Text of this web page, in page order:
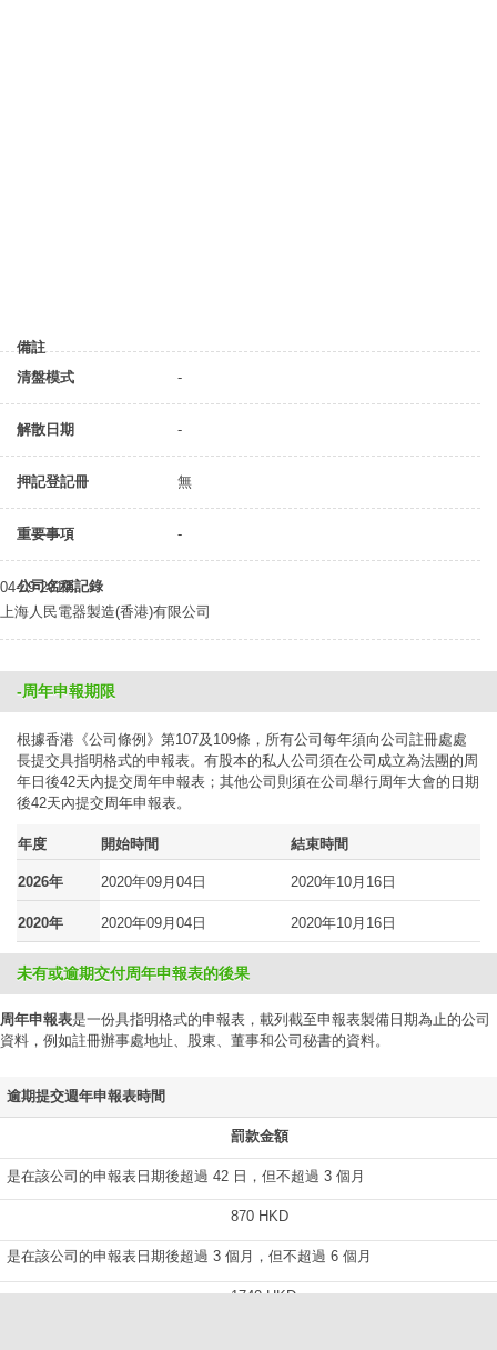
備註
清盤模式
-
解散日期 -
押記登記冊 無
重要事項 -
公司名稱記錄
04-09-2019
上海人民電器製造(香港)有限公司
-周年申報期限
根據香港《公司條例》第107及109條，所有公司每年須向公司註冊處處
長提交具指明格式的申報表。有股本的私人公司須在公司成立為法團的周
年日後42天內提交周年申報表；其他公司則須在公司舉行周年大會的日期
後42天內提交周年申報表。
年度 開始時間 結束時間
2026年 2020年09月04日 2020年10月16日
2020年 2020年09月04日 2020年10月16日
未有或逾期交付周年申報表的後果
周年申報表是一份具指明格式的申報表，載列截至申報表製備日期為止的公司
資料，例如註冊辦事處地址、股東、董事和公司秘書的資料。
逾期提交週年申報表時間
罰款金額
是在該公司的申報表日期後超過 42 日，但不超過 3 個月
870 HKD
是在該公司的申報表日期後超過 3 個月，但不超過 6 個月
1740 HKD